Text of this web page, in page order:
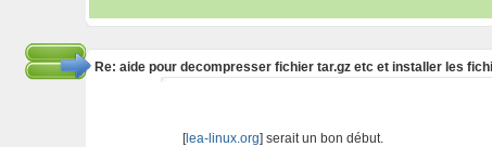
Re: aide pour decompresser fichier tar.gz etc et installer les
[lea-linux.org] serait un bon début.